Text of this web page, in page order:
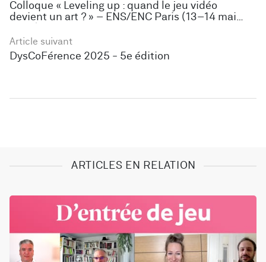
Colloque « Leveling up : quand le jeu vidéo
devient un art ? » – ENS/ENC Paris (13–14 mai
Article suivant
DysCoFérence 2025 - 5e édition
ARTICLES EN RELATION